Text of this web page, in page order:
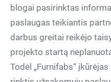
blogai pasirinktas
paslaugas teikiantis
darbus greitai reikėjo
projekto startą
Todėl „Furnifabs“